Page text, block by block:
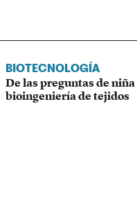
BIOTECNOLOGÍA
De las preguntas de niña
bioingeniería de tejidos